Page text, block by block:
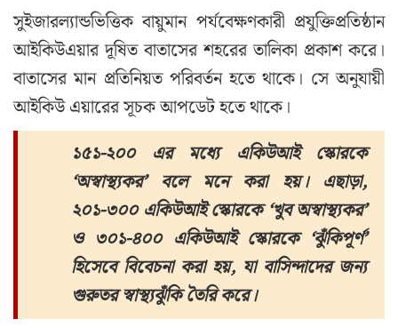
সুইজারল্যান্ডভিত্তিক বায়ুমান পর্যবেক্ষণকারী প্রযুক্তিপ্রতিষ্ঠান
আইকিউএয়ার দূষিত বাতাসের শহরের তালিকা প্রকাশ করে।
বাতাসের মান প্রতিনিয়ত পরিবর্তন হতে থাকে। সে অনুযায়ী
আইকিউ এয়ারের সূচক আপডেট হতে থাকে।
১৫১-২০০ এর মধ্যে একিউআই স্কোরকে
‘অস্বাস্থ্যকর’ বলে মনে করা হয়। এছাড়া,
২০১-৩০০ একিউআই স্কোরকে ‘খুব অস্বাস্থ্যকর’
ও ৩০১-৪০০ একিউআই স্কোরকে ‘ঝুঁকিপূর্ণ’
হিসেবে বিবেচনা করা হয়, যা বাসিন্দাদের জন্য
গুরুতর স্বাস্থ্যঝুঁকি তৈরি করে।